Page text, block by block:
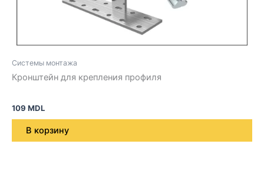
Системы монтажа
Кронштейн для крепления профиля
109 MDL
В корзину